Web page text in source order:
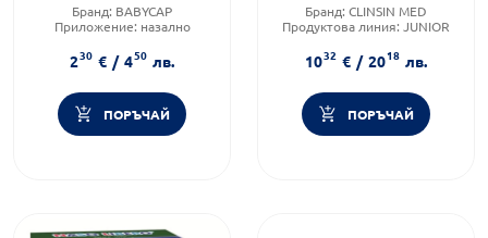
Бранд: BABYCAP
Приложение: назално
230 € / 450 лв.
ПОРЪЧАЙ
Бранд: CLINSIN MED
Продуктова линия: JUNIOR
1032 € / 2018 лв.
ПОРЪЧАЙ